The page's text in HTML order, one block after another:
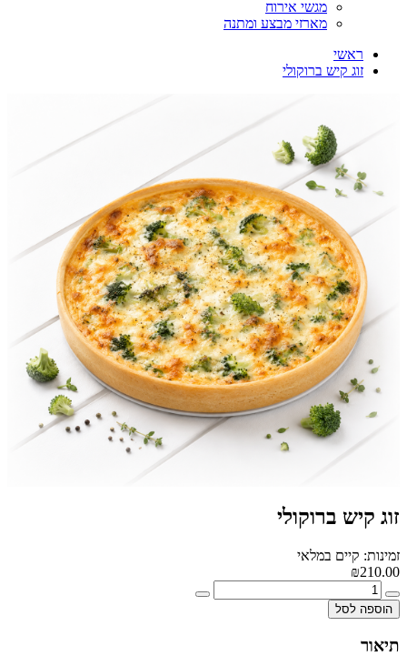
מגשי אירוח
מארזי מבצע ומתנה
ראשי
זוג קיש ברוקולי
זוג קיש ברוקולי
זמינות: קיים במלאי
₪210.00
הוספה לסל
תיאור